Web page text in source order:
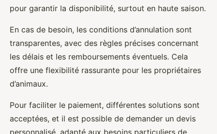
pour garantir la disponibilité, surtout en haute saison.
En cas de besoin, les conditions d’annulation sont
transparentes, avec des règles précises concernant
les délais et les remboursements éventuels. Cela
offre une flexibilité rassurante pour les propriétaires
d’animaux.
Pour faciliter le paiement, différentes solutions sont
acceptées, et il est possible de demander un devis
personnalisé, adapté aux besoins particuliers de